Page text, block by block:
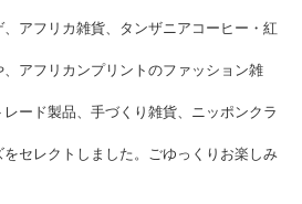
アフリカ雑貨、タンザニアコーヒー・紅
アフリカンプリントのファッション雑
ード製品、手づくり雑貨、ニッポンクラ
セレクトしました。ごゆっくりお楽しみ